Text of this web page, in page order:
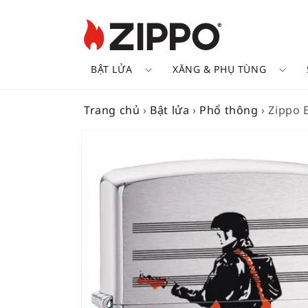
BẬT LỬA XĂNG & PHỤ TÙNG
Trang chủ › Bật lửa › Phổ thông ›Zippo